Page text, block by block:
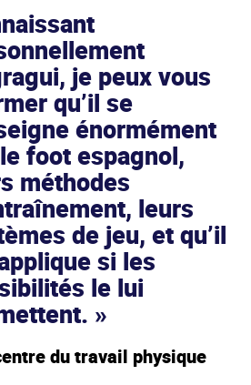
je peux vous
qu’il se
énormément
foot espagnol,
méthodes
leurs
de jeu, et qu’il
si les
le lui
du travail physique